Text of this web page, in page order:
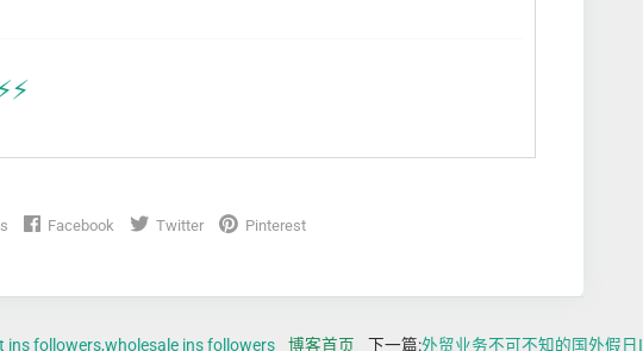
Facebook Twitter Pinterest
followers,wholesale ins followers 博客首页 下一篇:外贸业务不可不知的国外假